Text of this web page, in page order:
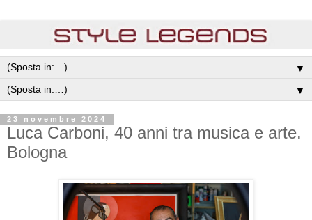
▼
▼
23 novembre 2024
Luca Carboni, 40 anni tra musica e arte.
Bologna